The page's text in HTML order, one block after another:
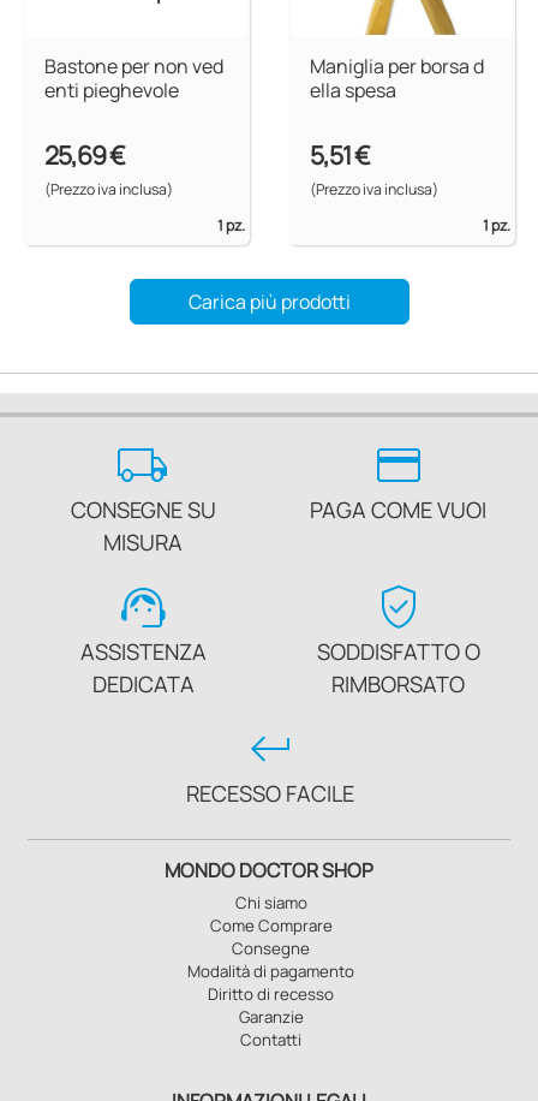
Bastone per non ved
enti pieghevole
25,69 €
(Prezzo iva inclusa)
1 pz.
Maniglia per borsa d
ella spesa
5,51 €
(Prezzo iva inclusa)
1 pz.
Carica più prodotti
local_shipping
CONSEGNE SU
MISURA
credit_card
PAGA COME VUOI
support_agent
ASSISTENZA
DEDICATA
verified_user
SODDISFATTO O
RIMBORSATO
keyboard_return
RECESSO FACILE
MONDO DOCTOR SHOP
Chi siamo
Come Comprare
Consegne
Modalità di pagamento
Diritto di recesso
Garanzie
Contatti